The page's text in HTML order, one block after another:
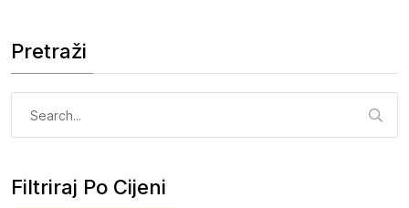
Pretraži
Filtriraj Po Cijeni